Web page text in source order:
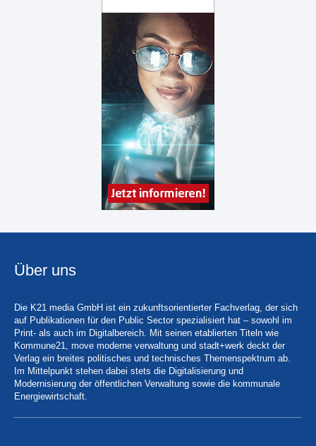
Über uns
Die K21 media GmbH ist ein zukunftsorientierter Fachverlag, der sich
auf Publikationen für den Public Sector spezialisiert hat – sowohl im
Print- als auch im Digitalbereich. Mit seinen etablierten Titeln wie
Kommune21, move moderne verwaltung und stadt+werk deckt der
Verlag ein breites politisches und technisches Themenspektrum ab.
Im Mittelpunkt stehen dabei stets die Digitalisierung und
Modernisierung der öffentlichen Verwaltung sowie die kommunale
Energiewirtschaft.